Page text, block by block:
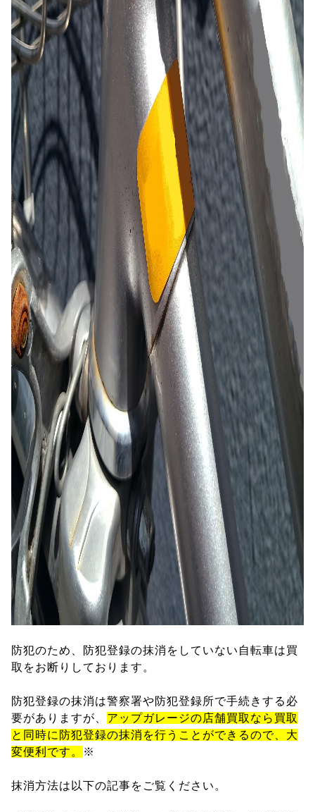
防犯のため、防犯登録の抹消をしていない自転車は買
取をお断りしております。
防犯登録の抹消は警察署や防犯登録所で手続きする必
要がありますが、 アップガレージの店舗買取なら買取
と同時に防犯登録の抹消を行うことができるので、大
変便利です。
※
抹消方法は以下の記事をご覧ください。